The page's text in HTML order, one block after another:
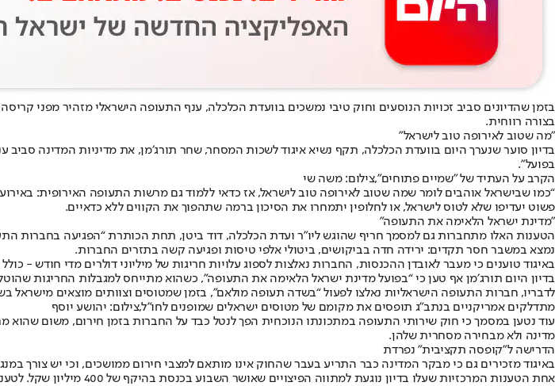
בזמן שהדיונים סביב זכויות הנוסעים וחוק טיבי נמשכים בוועדת הכלכלה, ענף התעופה הישראלי מזהיר מפני
בצורה רווחית.
"מה שטוב לאירופה טוב לישראל"
בדיון סוער שנערך היום בוועדת הכלכלה, תקף נשיא איגוד לשכות המסחר, שחר תורג׳מן, את מדיניות המדינה
בפועל”.
הקרב על העתיד של "שמיים פתוחים",צילום: משה שי
“כמו שבישראל אוהבים לומר שמה שטוב לאירופה טוב לישראל, אז כדאי ללמוד גם מרשות התעופה האירופית:
פשוט יעדיפו שלא לטוס לישראל, או לחלופין יתמחרו את הסיכון ברמה שתהפוך את הקווים ללא כדאיים.
"מדינת ישראל הלאימה את התעופה"
הטענות האלו מתחברות גם למסמך חריף שהוגש ליו״ר ועדת הכלכלה, דוד ביטן, תחת הכותרת “הפגיעה בחברות
נמצא במשבר חסר תקדים: ירידה חדה בביקושים, ביטולי אלפי טיסות ופגיעה קשה בתזרים החברות.
באיגוד טוענים כי מעבר לאובדן ההכנסות, החברות נאלצות לספוג עלויות חריגות של מיליוני דולרים מדי חודש -
בדיון היום תורג׳מן אף טען כי “בפועל מדינת ישראל הלאימה את התעופה”, כשהוא מתייחס למגבלות החריגות
לדבריו, חברות התעופה הישראליות נאלצו לפעול “בשדה תעופה מולאם”, בזמן שמטוסים וצוותים מוצאים מישראל
מתדלקים אמריקניים בנתב"ג תופסים את מקומם של מטוסים ישראלים שמופנים לחו"ל,צילום: יהושע יוסף
עוד נטען במסמך כי חוק שירותי התעופה במתכונתו הנוכחית הפך לנטל כבד על החברות בזמן חירום, משום שהוא
מדינה ולא מבחירה מסחרית שלהן.
הדרישה ל"קופסה תקציבית" נפרדת
באיגוד מזכירים גם כי מבקר המדינה כבר התריע בעבר שהחוק אינו מותאם למצבי חירום ממושכים, וכי יש צורך
אחת הטענות המרכזיות שעלו